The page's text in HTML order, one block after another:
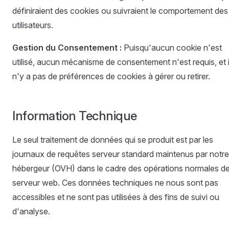
définiraient des cookies ou suivraient le comportement des
utilisateurs.
Gestion du Consentement : Puisqu'aucun cookie n'est
utilisé, aucun mécanisme de consentement n'est requis, et
n'y a pas de préférences de cookies à gérer ou retirer.
Information Technique
Le seul traitement de données qui se produit est par les
journaux de requêtes serveur standard maintenus par notre
hébergeur (OVH) dans le cadre des opérations normales
serveur web. Ces données techniques ne nous sont pas
accessibles et ne sont pas utilisées à des fins de suivi ou
d'analyse.